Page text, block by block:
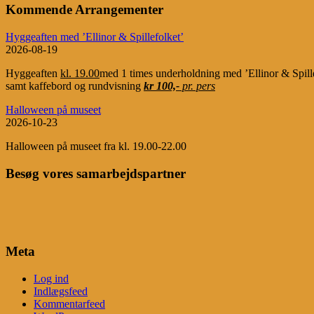
Kommende Arrangementer
Hyggeaften med ’Ellinor & Spillefolket’
2026-08-19
Hyggeaften kl. 19.00med 1 times underholdning med ’Ellinor &
samt kaffebord og rundvisning kr 100,- pr. pers
Halloween på museet
2026-10-23
Halloween på museet fra kl. 19.00-22.00
Besøg vores samarbejdspartner
Meta
Log ind
Indlægsfeed
Kommentarfeed